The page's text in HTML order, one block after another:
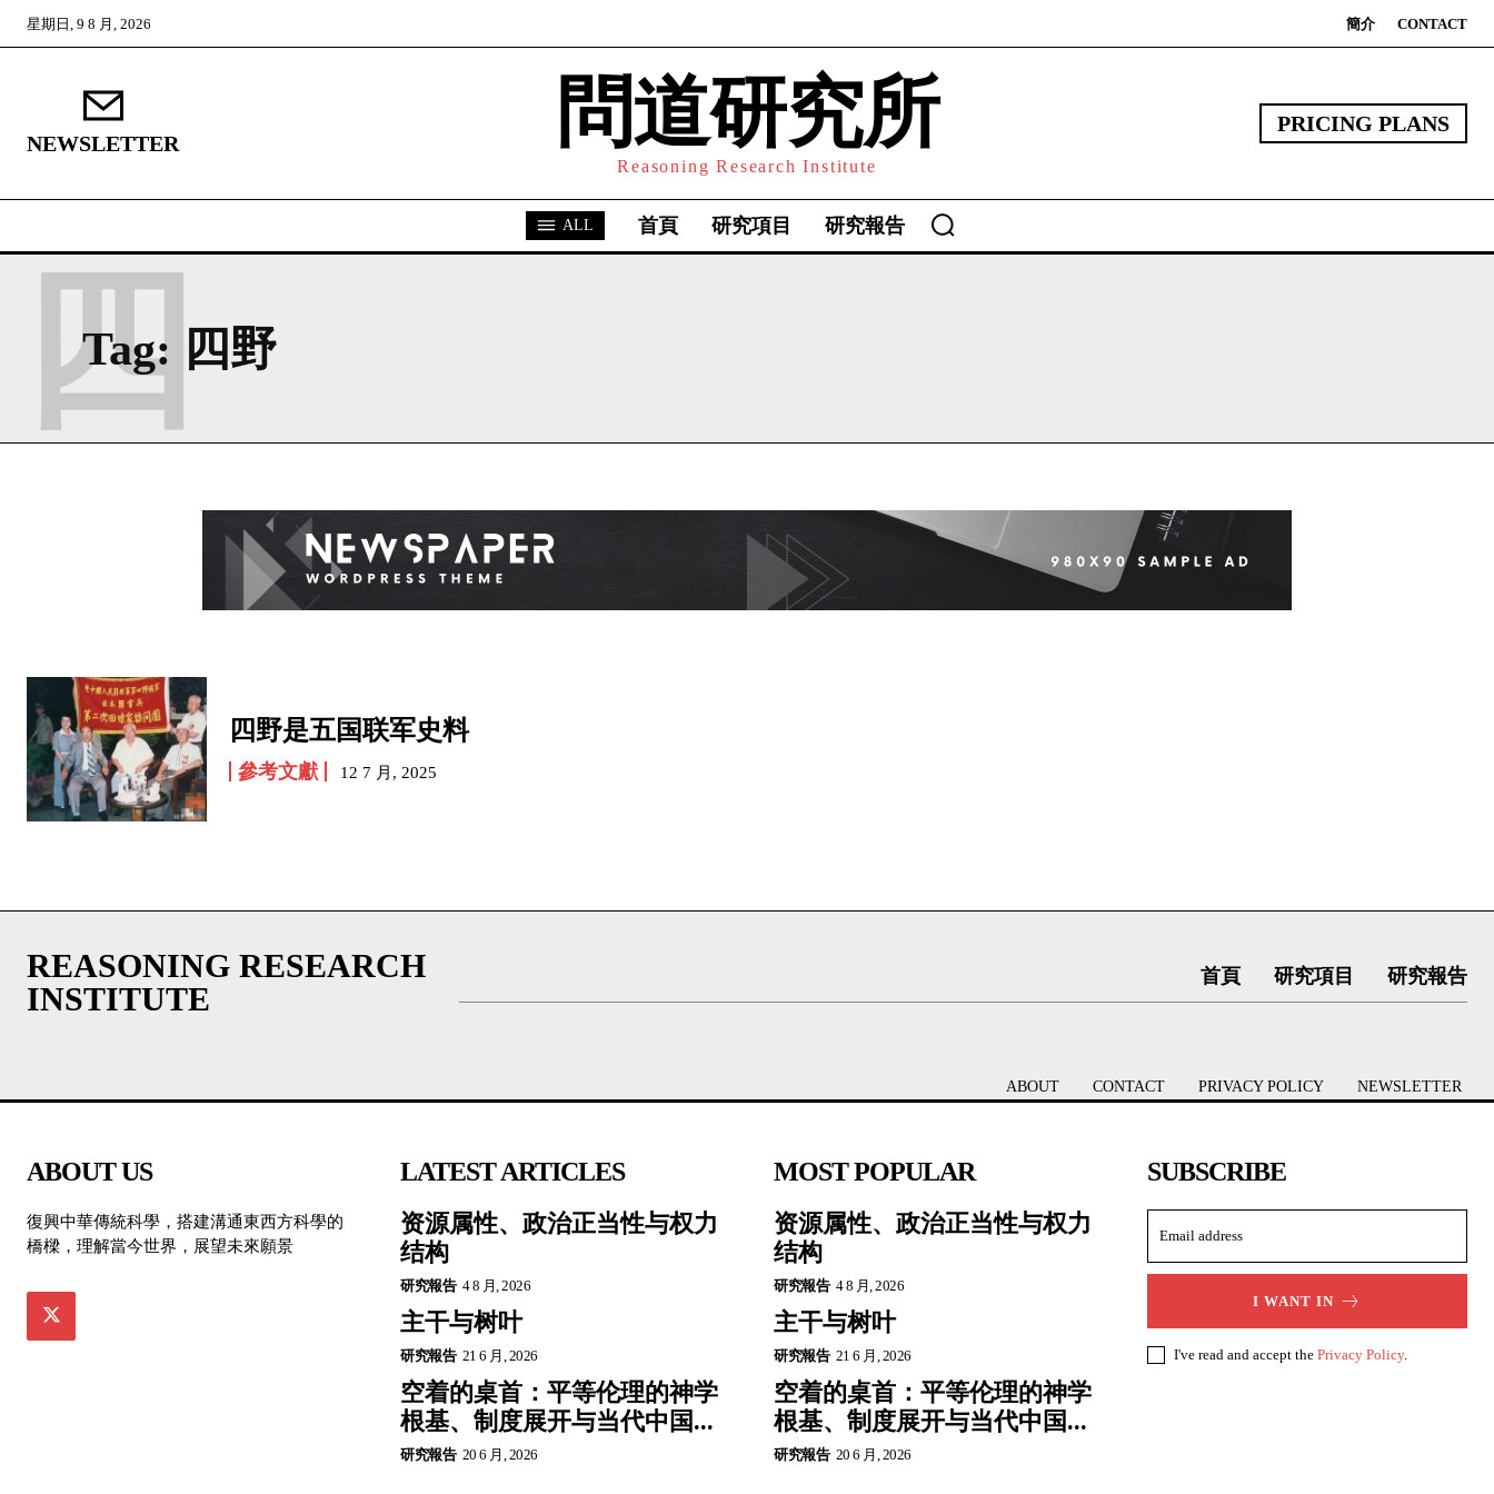
I WANT IN
I've read and accept thePrivacy Policy.
星期日, 9 8 月, 2026 簡介 CONTACT
NEWSLETTER 問道研究所
Reasoning Research Institute
PRICING PLANS
ALL 首頁 研究項目 研究報告
Tag: 四野
四
四野是五国联军史料
參考文獻 12 7 月, 2025
REASONING RESEARCH
INSTITUTE
首頁 研究項目 研究報告
ABOUT CONTACT PRIVACY POLICY NEWSLETTER
ABOUT US
復興中華傳統科學，搭建溝通東西方科學的
橋樑，理解當今世界，展望未來願景
LATEST ARTICLES
资源属性、政治正当性与权力
结构
研究報告 4 8 月, 2026
主干与树叶
研究報告 21 6 月, 2026
空着的桌首：平等伦理的神学
根基、制度展开与当代中国...
研究報告 20 6 月, 2026
MOST POPULAR
资源属性、政治正当性与权力
结构
研究報告 4 8 月, 2026
主干与树叶
研究報告 21 6 月, 2026
空着的桌首：平等伦理的神学
根基、制度展开与当代中国...
研究報告 20 6 月, 2026
SUBSCRIBE
I WANT IN
I've read and accept the Privacy Policy.